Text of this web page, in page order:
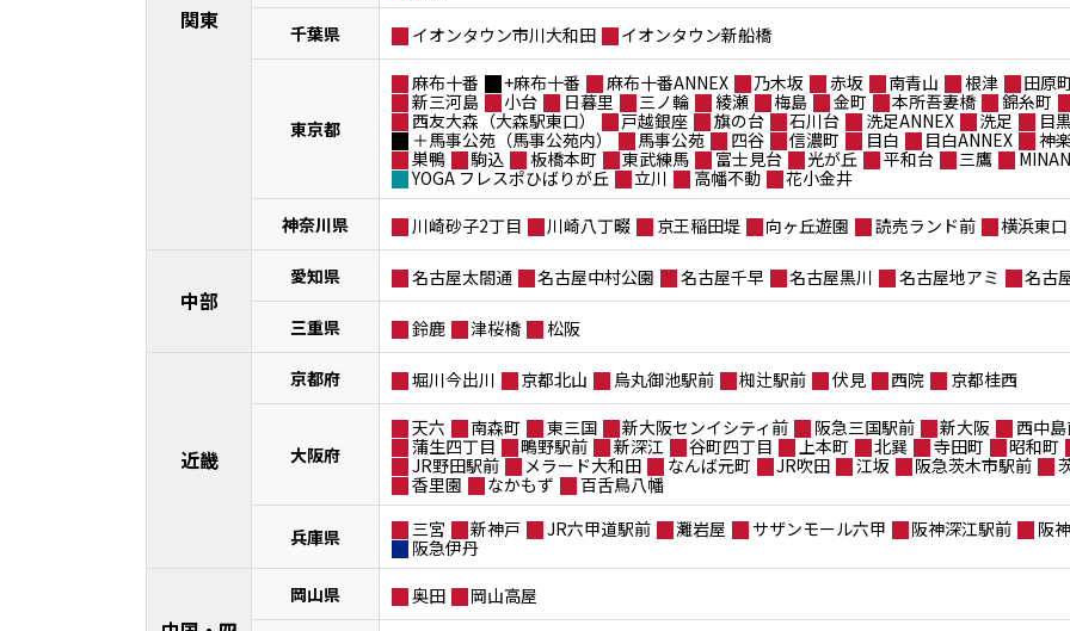
関東
千葉県
イオンタウン市川大和田 イオンタウン新船橋
東京都
麻布十番 +麻布十番 麻布十番ANNEX 乃木坂 赤坂 南青山 根津 田原
新三河島
小台 日暮里 三ノ輪 綾瀬 梅島 金町 本所吾妻橋 錦糸町
西友大森（大森駅東口）
戸越銀座 旗の台 石川台 洗足ANNEX 洗足 目
＋馬事公苑（馬事公苑内）
馬事公苑 四谷 信濃町 目白 目白ANNEX 神
巣鴨
駒込 板橋本町 東武練馬 富士見台 光が丘 平和台 三鷹
YOGA フレスポひばりが丘
立川 高幡不動
花小金井
神奈川県
川崎砂子2丁目 川崎八丁畷 京王稲田堤 向ヶ丘遊園 読売ランド前 横浜東口
中部
愛知県 名古屋太閤通 名古屋中村公園 名古屋千早 名古屋黒川 名古屋地アミ 名古
三重県 鈴鹿 津桜橋 松阪
近畿
京都府 堀川今出川 京都北山 烏丸御池駅前 椥辻駅前 伏見 西院 京都桂西
大阪府
天六 南森町 東三国 新大阪センイシティ前 阪急三国駅前 新大阪 西中
蒲生四丁目
鴫野駅前 新深江 谷町四丁目 上本町 北巽 寺田町 昭和町
JR野田駅前
メラード大和田 なんば元町 JR吹田 江坂 阪急茨木市駅前
香里園
なかもず 百舌鳥八幡
兵庫県 三宮 新神戸 JR六甲道駅前 灘岩屋 サザンモール六甲 阪神深江駅前 阪
阪急伊丹
岡山県 奥田 岡山高屋